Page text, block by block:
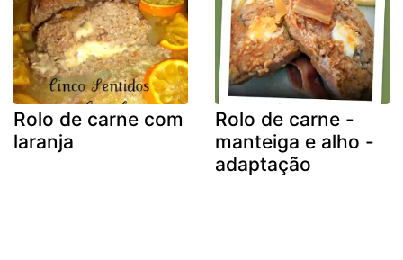
Rolo de carne com
laranja
Rolo de carne -
manteiga e alho -
adaptação